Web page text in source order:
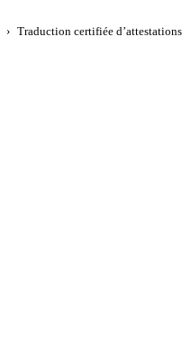
Traduction certifiée d’attestations